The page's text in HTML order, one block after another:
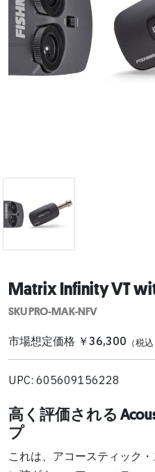
Matrix Infinity VT
SKU PRO-MAK-NFV
市場想定価格 ￥36,300 （税込
UPC: 605609156228
高く評価される
プ
これは、アコースティック